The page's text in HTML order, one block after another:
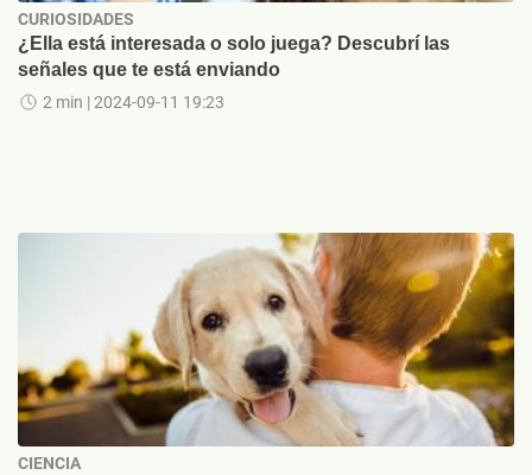
CURIOSIDADES
¿Ella está interesada o solo juega? Descubrí las
señales que te está enviando
2 min | 2024-09-11 19:23
CIENCIA